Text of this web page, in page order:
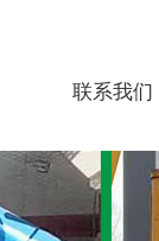
联系我们